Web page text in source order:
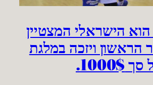
הוא הישראלי המצטיין
הראשון ויזכה במלגת